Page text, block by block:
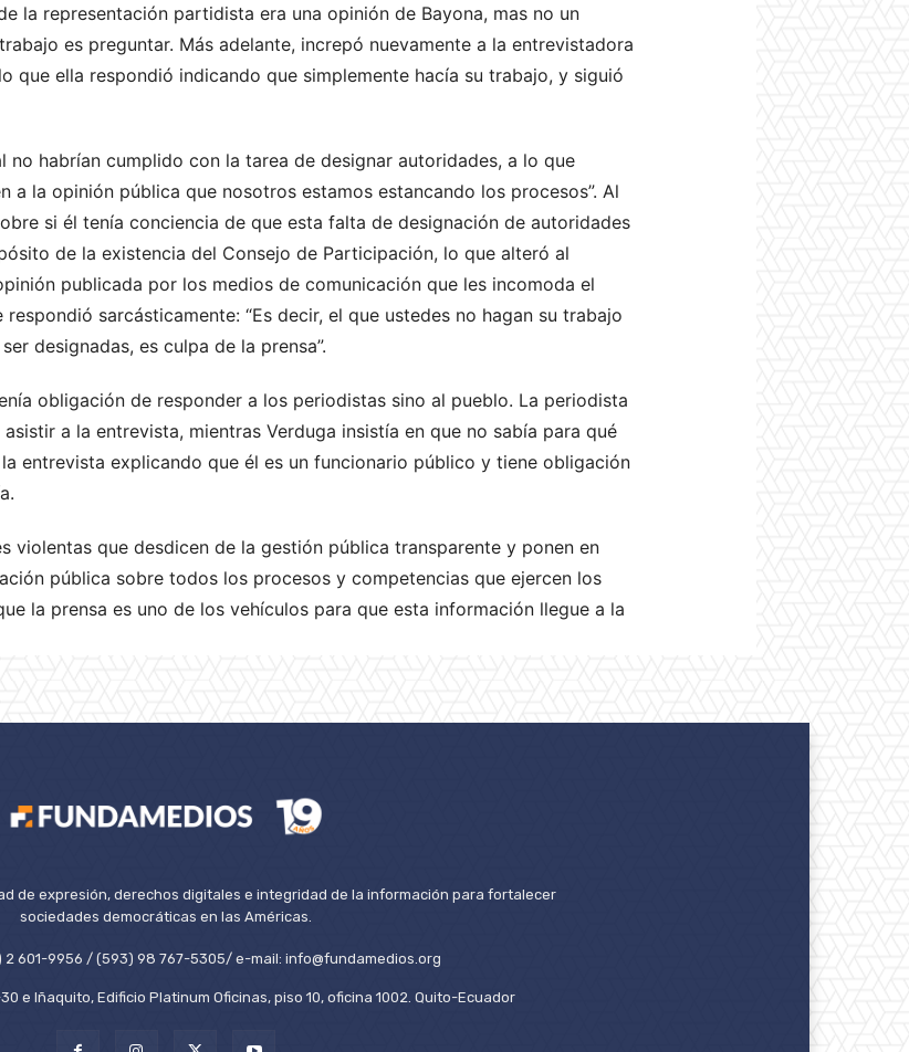
la representación partidista era una opinión de Bayona, mas no un
es preguntar. Más adelante, increpó nuevamente a la entrevistadora
que ella respondió indicando que simplemente hacía su trabajo, y siguió
no habrían cumplido con la tarea de designar autoridades, a lo que
a la opinión pública que nosotros estamos estancando los procesos”. Al
si él tenía conciencia de que esta falta de designación de autoridades
de la existencia del Consejo de Participación, lo que alteró al
publicada por los medios de comunicación que les incomoda el
sarcásticamente: “Es decir, el que ustedes no hagan su trabajo
designadas, es culpa de la prensa”.
obligación de responder a los periodistas sino al pueblo. La periodista
a la entrevista, mientras Verduga insistía en que no sabía para qué
entrevista explicando que él es un funcionario público y tiene obligación
violentas que desdicen de la gestión pública transparente y ponen en
pública sobre todos los procesos y competencias que ejercen los
la prensa es uno de los vehículos para que esta información llegue a la
de expresión, derechos digitales e integridad de la información para fortalecer
sociedades democráticas en las Américas.
2 601-9956 / (593) 98 767-5305/ e-mail: info@fundamedios.org
e Iñaquito, Edificio Platinum Oficinas, piso 10, oficina 1002. Quito-Ecuador